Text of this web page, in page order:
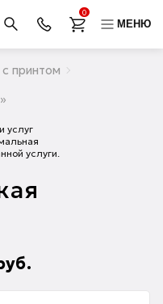
0
МЕНЮ
принтом
услуг
услуги.